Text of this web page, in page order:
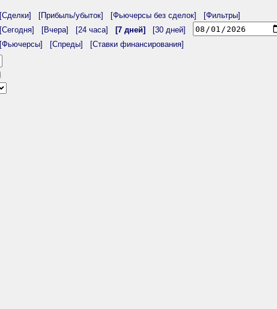
[Сделки] [Прибыль/убыток] [Фьючерсы без сделок]
[Фильтры]
[Сегодня] [Вчера] [24 часа] [7 дней]
[30 дней]
[Фьючерсы] [Спреды] [Ставки финансирования]